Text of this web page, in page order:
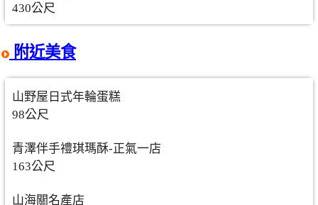
430公尺
附近美食
山野屋日式年輪蛋糕
98公尺
青澤伴手禮琪瑪酥-正氣一店
163公尺
山海關名產店